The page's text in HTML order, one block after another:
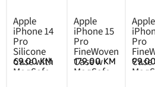
Apple
iPhone 14
Pro
Silicone
Case with
MagSafe –
69,00KM
Apple
iPhone 15
Pro
FineWoven
Case w
MagSafe –
179,00KM
Apple
Pro
Case